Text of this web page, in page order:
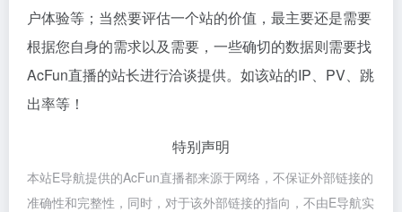
户体验等；当然要评估一个站的价值，最主要还是需要
根据您自身的需求以及需要，一些确切的数据则需要找
AcFun直播的站长进行洽谈提供。如该站的IP、PV、跳
出率等！
特别声明
本站E导航提供的AcFun直播都来源于网络，不保证外部链接的
准确性和完整性，同时，对于该外部链接的指向，不由E导航实